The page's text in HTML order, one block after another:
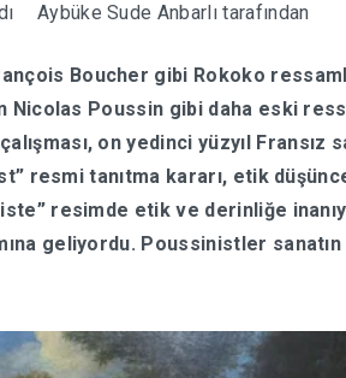
Aybüke Sude Anbarlı tarafından
Boucher gibi Rokoko
Nicolas Poussin gibi daha eski
on yedinci yüzyıl Fransız
resmi tanıtma kararı, etik
resimde etik ve derinliğe
geliyordu. Poussinistler